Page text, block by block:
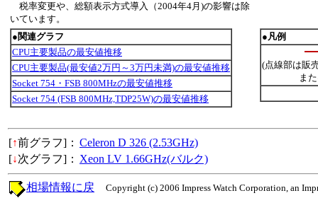
税率変更や、総額表示方式導入（2004年4月)の影響は除
いています。
●関連グラフ
CPU主要製品の最安値推移
CPU主要製品(最安値2万円～3万円未満)の最安値推移
Socket 754・FSB 800MHzの最安値推移
Socket 754 (FSB 800MHz,TDP25W)の最安値推移
●凡例
(点線部は販
ま
[↑前グラフ]： Celeron D 326 (2.53GHz)
[↓次グラフ]： Xeon LV 1.66GHz(バルク)
Copyright (c) 2006 Impress Watch Corporation, an
相場情報に戻